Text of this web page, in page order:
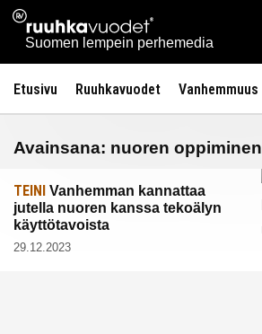
Siirry
sisältöön
Ruuhkavuodet.fi
Suomen lempein perhemedia
Etusivu Ruuhkavuodet Vanhemmuus
Avainsana: nuoren oppiminen
TEINI Vanhemman kannattaa
jutella nuoren kanssa tekoälyn
käyttötavoista
29.12.2023